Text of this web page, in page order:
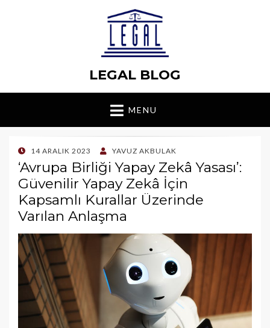
LEGAL BLOG
MENU
POSTED
ON
14 ARALIK 2023 YAVUZ AKBULAK
‘Avrupa Birliği Yapay Zekâ Yasası’:
Güvenilir Yapay Zekâ İçin
Kapsamlı Kurallar Üzerinde
Varılan Anlaşma